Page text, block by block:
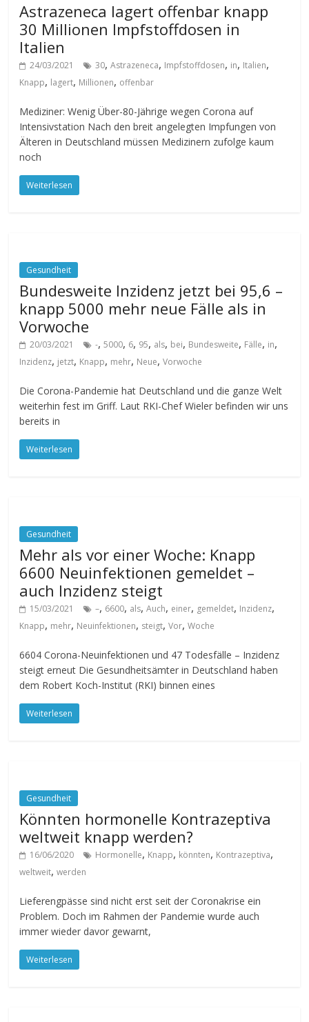
Astrazeneca lagert offenbar knapp
30 Millionen Impfstoffdosen in
Italien
24/03/2021 30,Astrazeneca, Impfstoffdosen, in, Italien,
Knapp, lagert, Millionen, offenbar
Mediziner: Wenig Über-80-Jährige wegen Corona auf
Intensivstation Nach den breit angelegten Impfungen von
Älteren in Deutschland müssen Medizinern zufolge kaum
noch
Weiterlesen
Gesundheit
Bundesweite Inzidenz jetzt bei 95,6 –
knapp 5000 mehr neue Fälle als in
Vorwoche
20/03/2021 -,5000, 6, 95, als, bei, Bundesweite, Fälle, in,
Inzidenz, jetzt, Knapp, mehr, Neue,Vorwoche
Die Corona-Pandemie hat Deutschland und die ganze Welt
weiterhin fest im Griff. Laut RKI-Chef Wieler befinden wir uns
bereits in
Weiterlesen
Gesundheit
Mehr als vor einer Woche: Knapp
6600 Neuinfektionen gemeldet –
auch Inzidenz steigt
15/03/2021 –, 6600, als,Auch, einer, gemeldet, Inzidenz,
Knapp, mehr, Neuinfektionen, steigt,Vor,Woche
6604 Corona-Neuinfektionen und 47 Todesfälle – Inzidenz
steigt erneut Die Gesundheitsämter in Deutschland haben
dem Robert Koch-Institut (RKI) binnen eines
Weiterlesen
Gesundheit
Könnten hormonelle Kontrazeptiva
weltweit knapp werden?
16/06/2020 Hormonelle, Knapp, könnten, Kontrazeptiva,
weltweit,werden
Lieferengpässe sind nicht erst seit der Coronakrise ein
Problem. Doch im Rahmen der Pandemie wurde auch
immer wieder davor gewarnt,
Weiterlesen